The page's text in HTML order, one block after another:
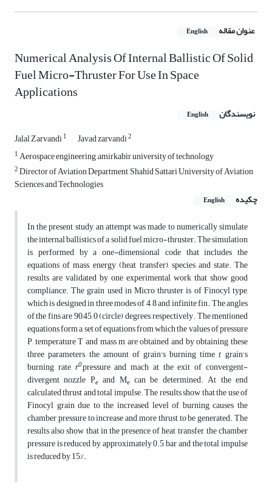
عنوان مقاله English
Numerical Analysis Of Internal Ballistic Of Solid
Fuel Micro-Thruster For Use In Space
Applications
نویسندگان English
Jalal Zarvandi1 Javad zarvandi2
1Aerospace engineering ,amirkabir university of technology
2Director of Aviation Department, Shahid Sattari University of Aviation
Sciences and Technologies
چکیده
English
In the present study, an attempt was made to numerically simulate
the internal ballistics of a solid fuel micro-thruster. The simulation
is performed by a one-dimensional code that includes the
equations of mass, energy (heat transfer), species and state. The
results are validated by one experimental work that show good
compliance. The grain used in Micro thruster is of Finocyl type,
which is designed in three modes of 4, 8 and infinite fin. The angles
of the fins are 90,45, 0 (circle) degrees, respectively. The mentioned
equations form a set of equations from which the values of pressure
P, temperature T and mass m are obtained and by obtaining these
three parameters, the amount of grain's burning time t ,grain's
burning rate r0,pressure and mach at the exit of convergent-
divergent nozzle Peand Mecan be determined. At the end
calculated thrust and total impulse. The results show that the use of
Finocyl grain due to the increased level of burning causes the
chamber pressure to increase and more thrust to be generated. The
results also show that in the presence of heat transfer, the chamber
pressure is reduced by approximately 0.5 bar and the total impulse
is reduced by 15%.